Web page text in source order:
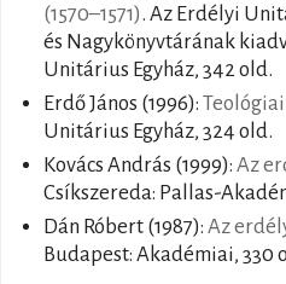
(1570–1571). Az Erdélyi
és Nagykönyvtárának
Unitárius Egyház, 342 old.
Erdő János (1996):
Unitárius Egyház, 324 old.
Kovács András (1999): Az
Csíkszereda: Pallas-
Dán Róbert (1987): Az
Budapest: Akadémiai, 330